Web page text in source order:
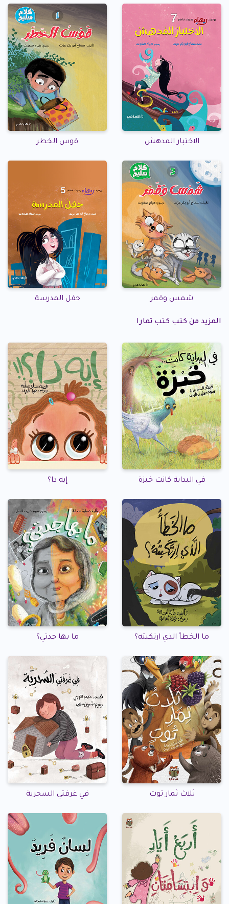
الاختبار المدهش قوس الخطر
شمس وقمر حفل المدرسة
المزيد من كتب كتب تمارا
في البداية كانت خبزة إيه دا؟
ما الخطأ الذي ارتكبته؟ ما بها جدتي؟
ثلاث ثمار توت في غرفتي السحرية